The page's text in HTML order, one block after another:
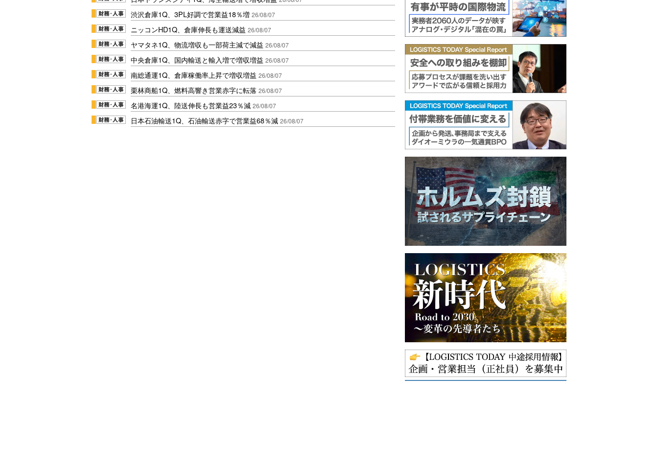
渋沢倉庫1Q、3PL好調で営業益18％増 26/08/07
ニッコンHD1Q、倉庫伸長も運送減益 26/08/07
ヤマタネ1Q、物流増収も一部荷主減で減益 26/08/07
中央倉庫1Q、国内輸送と輸入増で増収増益 26/08/07
南総通運1Q、倉庫稼働率上昇で増収増益 26/08/07
栗林商船1Q、燃料高響き営業赤字に転落 26/08/07
名港海運1Q、陸送伸長も営業益23％減 26/08/07
日本石油輸送1Q、石油輸送赤字で営業益68％減 26/08/07